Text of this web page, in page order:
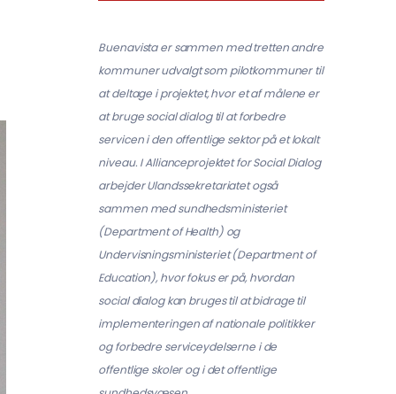
Buenavista er sammen med tretten andre
kommuner udvalgt som pilotkommuner til
at deltage i projektet, hvor et af målene er
at bruge social dialog til at forbedre
servicen i den offentlige sektor på et lokalt
niveau. I Allianceprojektet for Social Dialog
arbejder Ulandssekretariatet også
sammen med sundhedsministeriet
(Department of Health) og
Undervisningsministeriet (Department of
Education), hvor fokus er på, hvordan
social dialog kan bruges til at bidrage til
implementeringen af nationale politikker
og forbedre serviceydelserne i de
offentlige skoler og i det offentlige